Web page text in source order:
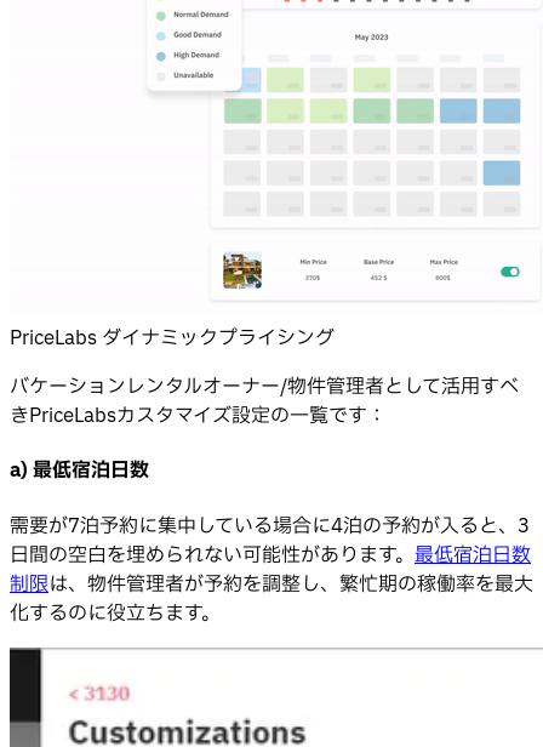
PriceLabs ダイナミックプライシング
バケーションレンタルオーナー/物件管理者として活用すべ
きPriceLabsカスタマイズ設定の一覧です：
a) 最低宿泊日数
需要が7泊予約に集中している場合に4泊の予約が入ると、3
日間の空白を埋められない可能性があります。 最低宿泊日数
制限は、物件管理者が予約を調整し、繁忙期の稼働率を最大
化するのに役立ちます。